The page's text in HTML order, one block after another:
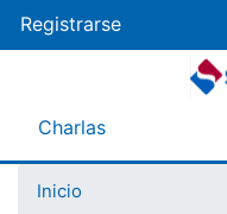
Registrarse
Menú Asistente
Charlas
Inicio